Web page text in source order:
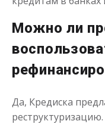
Можно ли
Да, Кредиска